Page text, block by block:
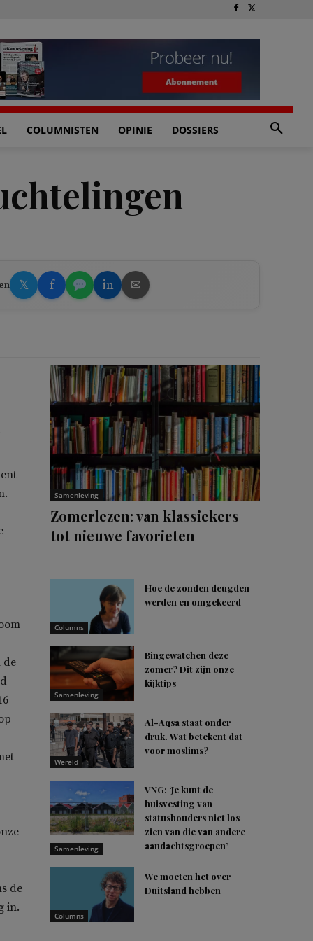
COLUMNISTEN OPINIE DOSSIERS
𝕏 f in ✉
de
de
in.
Samenleving
Zomerlezen: van klassiekers
tot nieuwe favorieten
Columns
Hoe de zonden deugden
werden en omgekeerd
Samenleving
Bingewatchen deze
zomer? Dit zijn onze
kijktips
Wereld
Al-Aqsa staat onder
druk. Wat betekent dat
voor moslims?
Samenleving
VNG: ‘Je kunt de
huisvesting van
statushouders niet los
zien van die van andere
aandachtsgroepen’
Columns
We moeten het over
Duitsland hebben